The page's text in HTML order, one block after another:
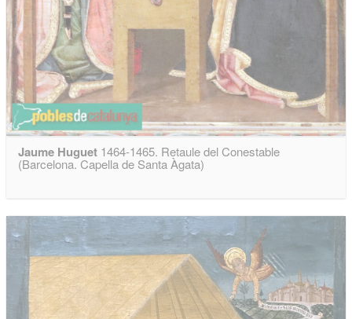
Jaume Huguet 1464-1465. Retaule del Conestable
(Barcelona. Capella de Santa Àgata)